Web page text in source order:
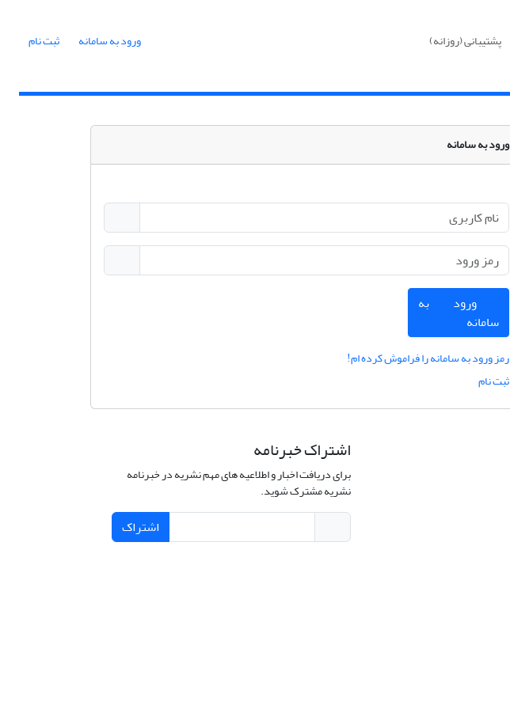
پشتیبانی (روزانه) ورود به سامانه ثبت نام
ورود به سامانه
ورود به
سامانه
رمز ورود به سامانه را فراموش کرده ام!
ثبت نام
اشتراک خبرنامه
برای دریافت اخبار و اطلاعیه های مهم نشریه در خبرنامه
نشریه مشترک شوید.
اشتراک